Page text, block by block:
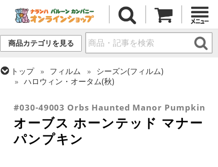
商品カテゴリを見る
トップ フィルム
シーズン(フィルム)
ハロウィン・オータム(秋)
#030-49003 Orbs Haunted Manor Pumpkin
オーブス ホーンテッド マナー
パンプキン